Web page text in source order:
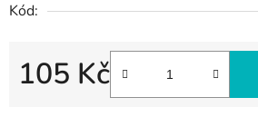
Kód:
105 Kč